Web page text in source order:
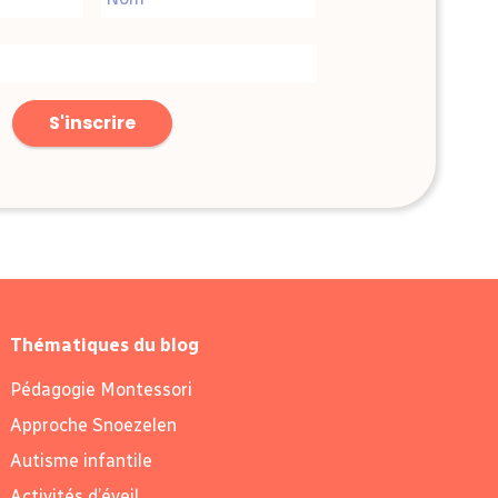
Thématiques du blog
Pédagogie Montessori
Approche Snoezelen
Autisme infantile